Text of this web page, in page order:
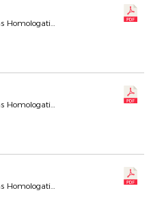
Commission Calendriers Compétitions Homologation
Commission Calendriers Compétitions Homologation
Commission Calendriers Compétitions Homologation